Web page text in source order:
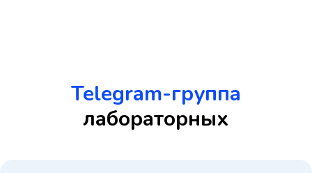
Telegram-группа
лабораторных